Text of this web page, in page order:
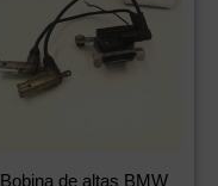
Bobina de altas BMW